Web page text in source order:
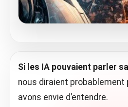
Si les IA pouvaient parler
nous diraient probablement
avons envie d’entendre.